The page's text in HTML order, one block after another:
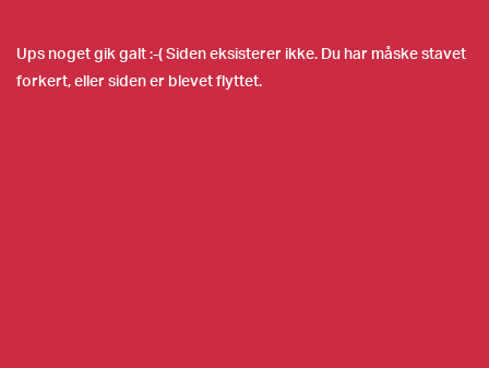
Ups noget gik galt :-( Siden eksisterer ikke. Du har måske stavet
forkert, eller siden er blevet flyttet.